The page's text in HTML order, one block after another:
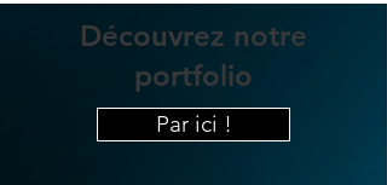
Découvrez notre
portfolio
Par ici !